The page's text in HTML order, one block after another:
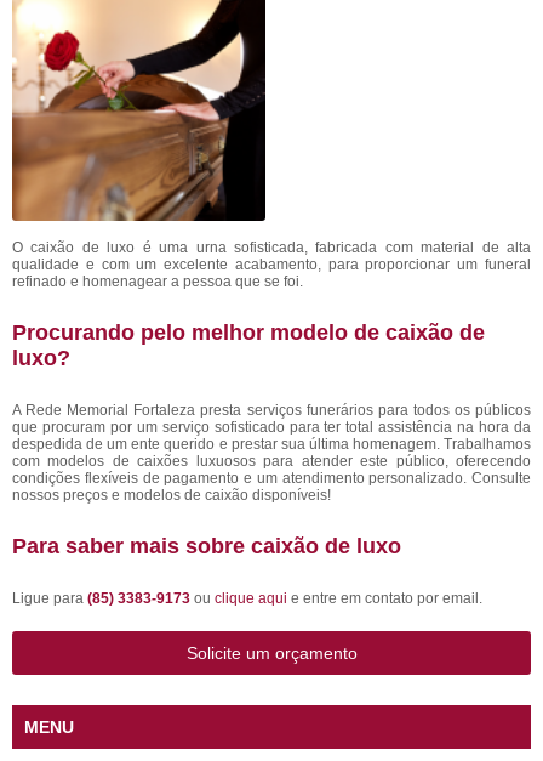
O caixão de luxo é uma urna sofisticada, fabricada com material de alta
qualidade e com um excelente acabamento, para proporcionar um funeral
refinado e homenagear a pessoa que se foi.
Procurando pelo melhor modelo de caixão de
luxo?
A Rede Memorial Fortaleza presta serviços funerários para todos os públicos
que procuram por um serviço sofisticado para ter total assistência na hora da
despedida de um ente querido e prestar sua última homenagem. Trabalhamos
com modelos de caixões luxuosos para atender este público, oferecendo
condições flexíveis de pagamento e um atendimento personalizado. Consulte
nossos preços e modelos de caixão disponíveis!
Para saber mais sobre caixão de luxo
Ligue para (85) 3383-9173 ou clique aqui e entre em contato por email.
Solicite um orçamento
MENU